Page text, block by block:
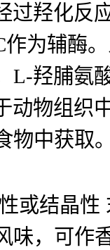
过羟化反
为辅酶
L-羟脯氨
动物组织
物中获取
或结晶
味，可作